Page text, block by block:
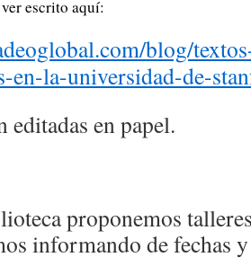
escrito aquí:
blog/
en-la-universidad-de-
editadas en papel.
proponemos
informando de fechas